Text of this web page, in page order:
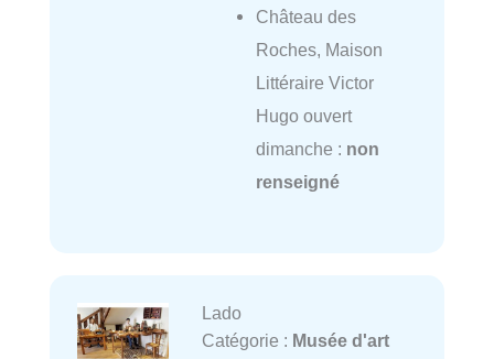
Château des
Roches, Maison
Littéraire Victor
Hugo ouvert
dimanche : non
renseigné
Lado
Catégorie : Musée d'art